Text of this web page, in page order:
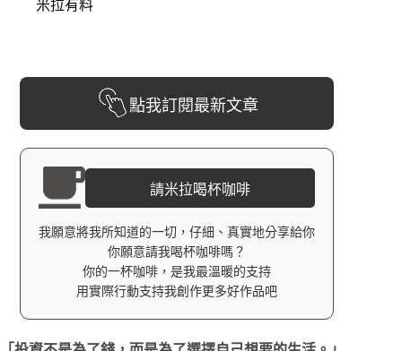
米拉有料
點我訂閱最新文章
請米拉喝杯咖啡
我願意將我所知道的一切，仔細、真實地分享給你
你願意請我喝杯咖啡嗎？
你的一杯咖啡，是我最溫暖的支持
用實際行動支持我創作更多好作品吧